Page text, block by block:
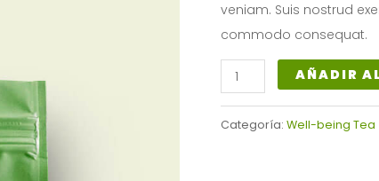
veniam. Suis nostrud
commodo consequat.
Ayurvedic
Well-
being
AÑADIR
Categoría: Well-being Tea